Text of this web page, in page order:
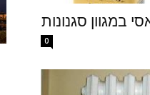
במגוון סגנונות
0